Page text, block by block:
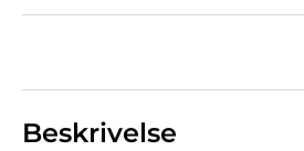
Beskrivelse